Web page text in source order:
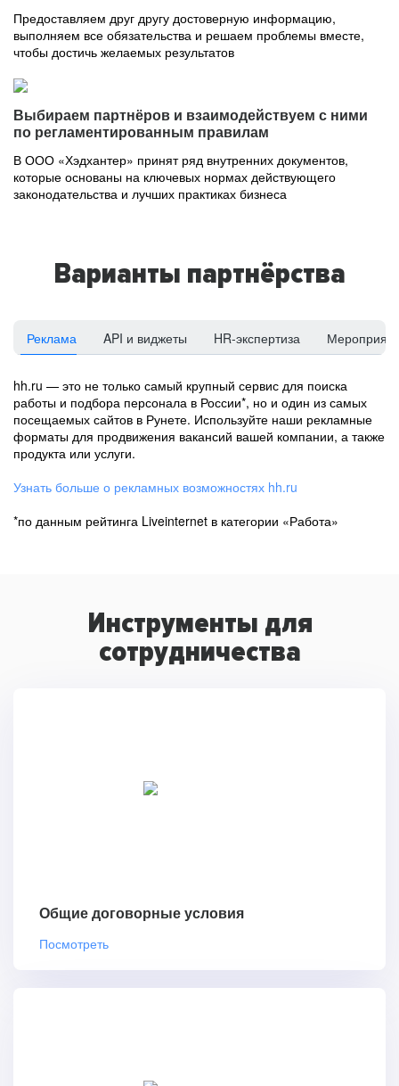
Предоставляем друг другу достоверную информацию,
выполняем все обязательства и решаем проблемы вместе,
чтобы достичь желаемых результатов
Выбираем партнёров и взаимодействуем с ними
по регламентированным правилам
В ООО «Хэдхантер» принят ряд внутренних документов,
которые основаны на ключевых нормах действующего
законодательства и лучших практиках бизнеса
Варианты партнёрства
Реклама API и виджеты HR-экспертиза
hh.ru — это не только самый крупный сервис для поиска
работы и подбора персонала в России*, но и один из самых
посещаемых сайтов в Рунете. Используйте наши рекламные
форматы для продвижения вакансий вашей компании, а также
продукта или услуги.
Узнать больше о рекламных возможностях hh.ru
*по данным рейтинга Liveinternet в категории «Работа»
Инструменты для
сотрудничества
Общие договорные условия
Посмотреть